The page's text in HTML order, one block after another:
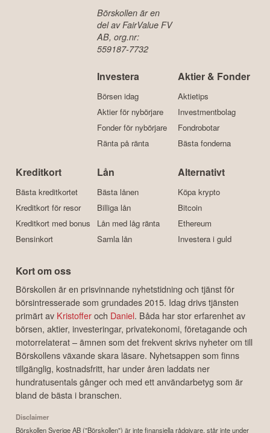
Börskollen är en
del av FairValue FV
AB, org.nr:
559187-7732
Investera
Börsen idag
Aktier för nybörjare
Fonder för nybörjare
Ränta på ränta
Aktier & Fonder
Aktietips
Investmentbolag
Fondrobotar
Bästa fonderna
Kreditkort
Bästa kreditkortet
Kreditkort för resor
Kreditkort med bonus
Bensinkort
Lån
Bästa lånen
Billiga lån
Lån med låg ränta
Samla lån
Alternativt
Köpa krypto
Bitcoin
Ethereum
Investera i guld
Kort om oss
Börskollen är en prisvinnande nyhetstidning och tjänst för
börsintresserade som grundades 2015. Idag drivs tjänsten
primärt av Kristofferoch Daniel. Båda har stor erfarenhet av
börsen, aktier, investeringar, privatekonomi, företagande och
motorrelaterat – ämnen som det frekvent skrivs nyheter om till
Börskollens växande skara läsare. Nyhetsappen som finns
tillgänglig, kostnadsfritt, har under åren laddats ner
hundratusentals gånger och med ett användarbetyg som är
bland de bästa i branschen.
Disclaimer
Börskollen Sverige AB ("Börskollen") är inte finansiella rådgivare, står inte under